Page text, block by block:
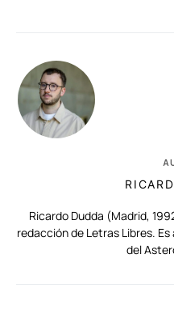
Ricardo Dudda (Madrid,
redacción de Letras Libres.
del